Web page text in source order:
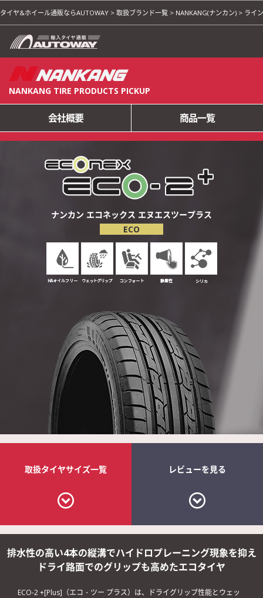
タイヤ&ホイール通販ならAUTOWAY > 取扱ブランド一覧 > NANKANG(ナンカン) > ライ
NANKANG TIRE PRODUCTS PICKUP
会社概要 商品一覧
ナンカン エコネックス エヌエスツープラス
ECO
取扱タイヤサイズ一覧 レビューを見る
排水性の高い4本の縦溝でハイドロプレーニング現象を抑え
ドライ路面でのグリップも高めたエコタイヤ
ECO-2 +[Plus]（エコ・ツー プラス）は、ドライグリップ性能とウェッ